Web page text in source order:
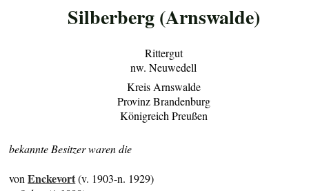
Silberberg (Arnswalde)
Rittergut
nw. Neuwedell
Kreis Arnswalde
Provinz Brandenburg
Königreich Preußen
bekannte Besitzer waren die
vonEnckevort(v. 1903-n. 1929)